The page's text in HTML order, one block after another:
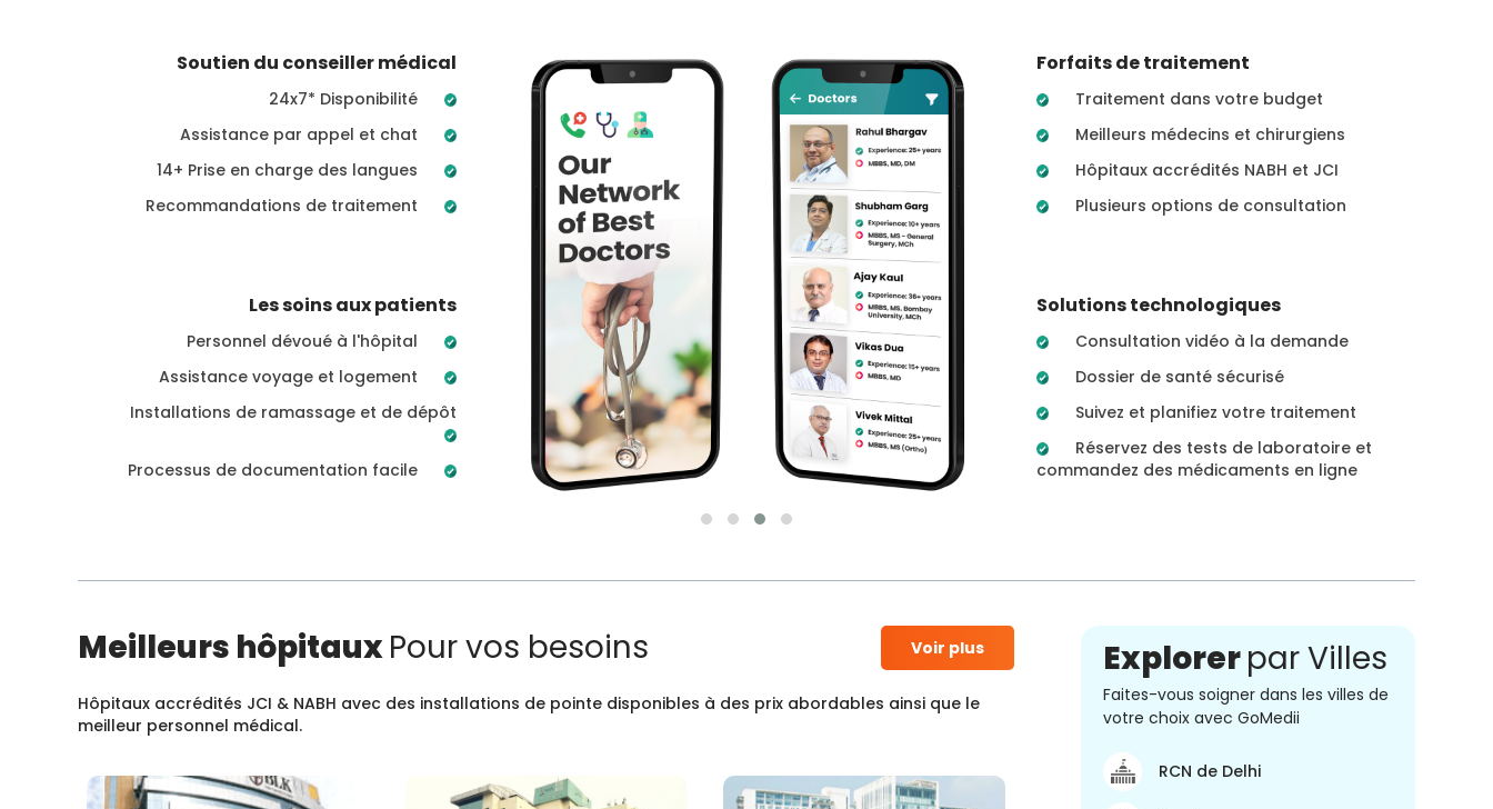
Soutien du conseiller médical
24x7* Disponibilité
Assistance par appel et chat
14+ Prise en charge des langues
Recommandations de traitement
Les soins aux patients
Personnel dévoué à l'hôpital
Assistance voyage et logement
Installations de ramassage et de dépôt
Processus de documentation facile
Forfaits de traitement
Traitement dans votre budget
Meilleurs médecins et chirurgiens
Hôpitaux accrédités NABH et JCI
Plusieurs options de consultation
Solutions technologiques
Consultation vidéo à la demande
Dossier de santé sécurisé
Suivez et planifiez votre traitement
Réservez des tests de laboratoire et
commandez des médicaments en ligne
Meilleurs hôpitauxPour vos besoins Voir plus
Hôpitaux accrédités JCI & NABH avec des installations de pointe disponibles à des prix abordables ainsi que le
meilleur personnel médical.
Explorerpar Villes
Faites-vous soigner dans les villes de
votre choix avec GoMedii
RCN de Delhi